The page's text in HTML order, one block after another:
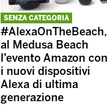
SENZA CATEGORIA
#AlexaOnTheBeach,
al Medusa Beach
l’evento Amazon con
i nuovi dispositivi
Alexa di ultima
generazione